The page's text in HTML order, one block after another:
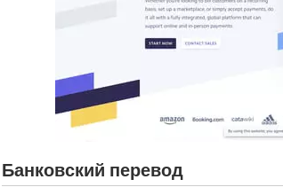
Банковский перевод